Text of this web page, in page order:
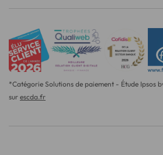
*Catégorie Solutions de paiement - Étude Ipsos
sur escda.fr